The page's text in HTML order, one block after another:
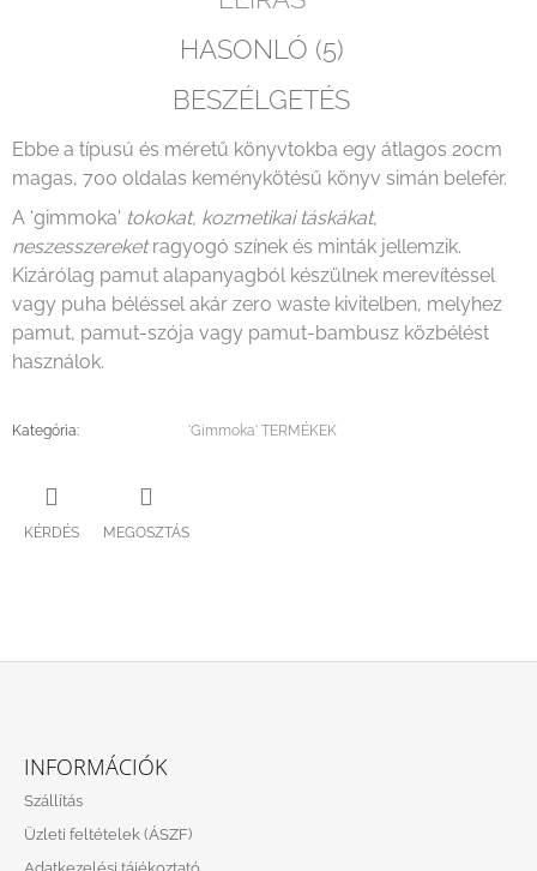
HASONLÓ (5)
BESZÉLGETÉS
Ebbe a típusú és méretű könyvtokba egy átlagos 20cm
magas, 700 oldalas keménykötésű könyv simán belefér.
A 'gimmoka' tokokat, kozmetikai táskákat,
neszesszereketragyogó színek és minták jellemzik.
Kizárólag pamut alapanyagból készülnek merevítéssel
vagy puha béléssel akár zero waste kivitelben, melyhez
pamut, pamut-szója vagy pamut-bambusz közbélést
használok.
Kategória: 'Gimmoka' TERMÉKEK
KÉRDÉS MEGOSZTÁS
INFORMÁCIÓK
Szállítás
Üzleti feltételek (ÁSZF)